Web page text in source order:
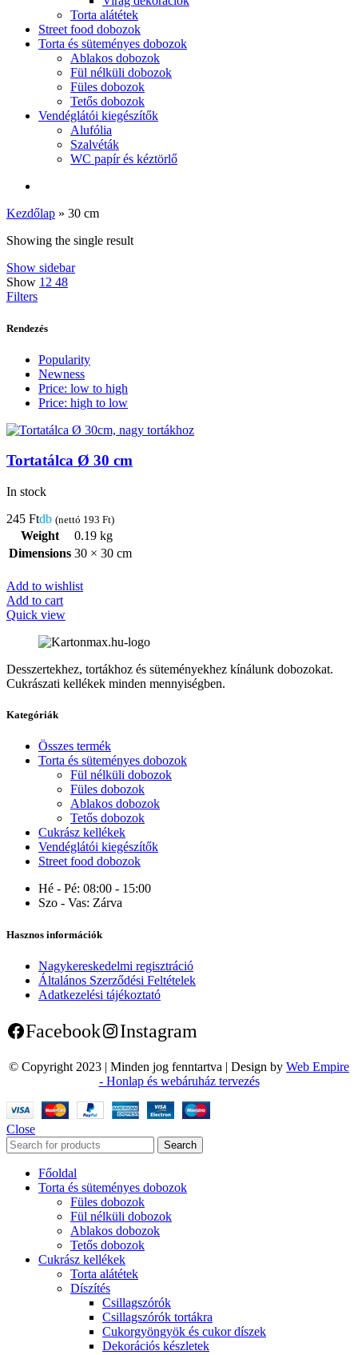
Torta alátétek
Street food dobozok
Torta és süteményes dobozok
Ablakos dobozok
Fül nélküli dobozok
Füles dobozok
Tetős dobozok
Vendéglátói kiegészítők
Alufólia
Szalvéták
WC papír és kéztörlő
Kezdőlap » 30 cm
Showing the single result
Show sidebar
Show 12 48
Filters
Rendezés
Popularity
Newness
Price: low to high
Price: high to low
Tortatálca Ø 30 cm
In stock
245 Ftdb (nettó 193 Ft)
Weight
0.19 kg
Dimensions 30 × 30 cm
Add to wishlist
Add to cart
Quick view
Desszertekhez, tortákhoz és süteményekhez kínálunk dobozokat.
Cukrászati kellékek minden mennyiségben.
Kategóriák
Összes termék
Torta és süteményes dobozok
Fül nélküli dobozok
Füles dobozok
Ablakos dobozok
Tetős dobozok
Cukrász kellékek
Vendéglátói kiegészítők
Street food dobozok
Hé - Pé: 08:00 - 15:00
Szo - Vas: Zárva
Hasznos információk
Nagykereskedelmi regisztráció
Általános Szerződési Feltételek
Adatkezelési tájékoztató
Facebook Instagram
© Copyright 2023 | Minden jog fenntartva | Design by Web Empire
- Honlap és webáruház tervezés
Close
Search
Főoldal
Torta és süteményes dobozok
Füles dobozok
Fül nélküli dobozok
Ablakos dobozok
Tetős dobozok
Cukrász kellékek
Torta alátétek
Díszítés
Csillagszórók
Csillagszórók tortákra
Cukorgyöngyök és cukor díszek
Dekorációs készletek